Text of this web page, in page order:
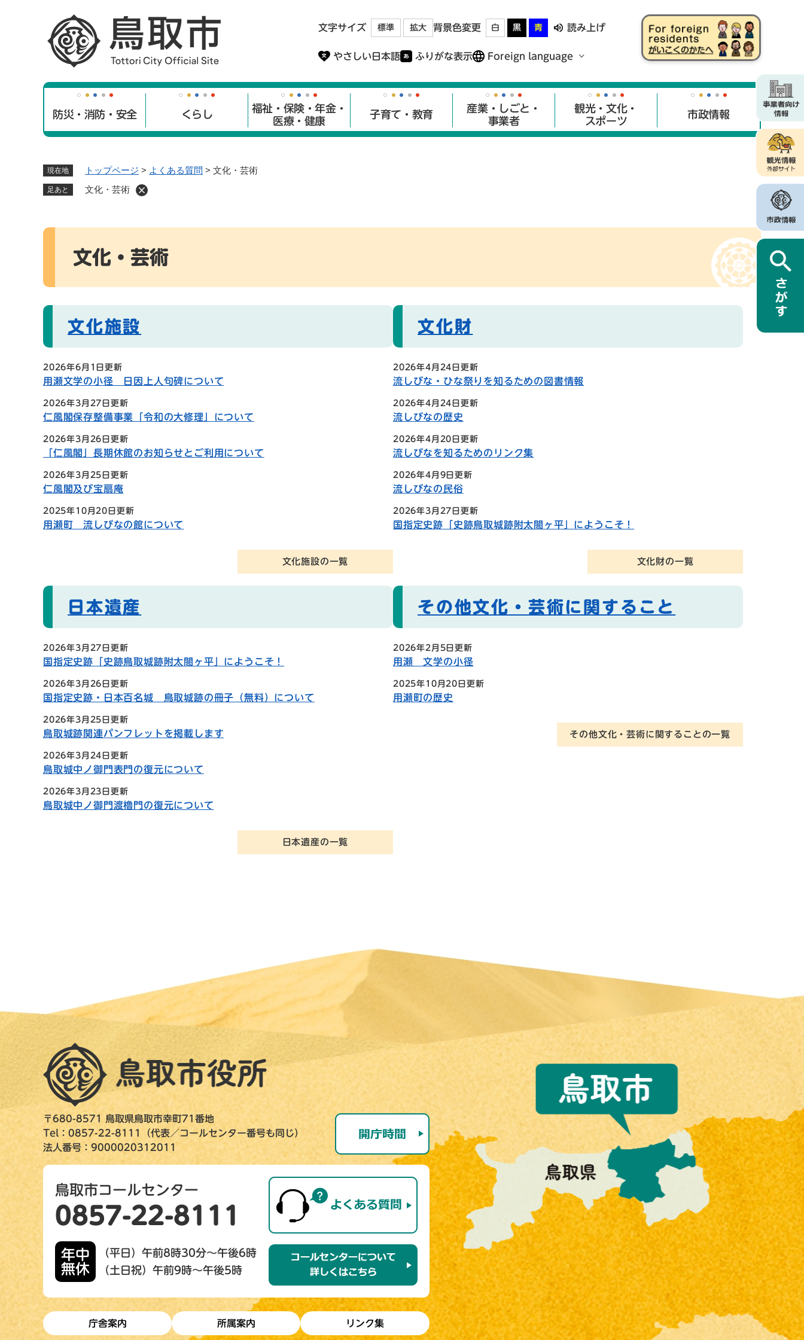
文字サイズ 標準 拡大 背景色変更 白 黒 青 読み上げ
やさしい日本語 ふりがな表示 Foreign language
防災・消防・安全 くらし
福祉・保険・年金・
医療・健康
子育て・教育
産業・しごと・
事業者
観光・文化・
スポーツ
市政情報
現在地 トップページ > よくある質問 > 文化・芸術
足あと 文化・芸術
本
文化・芸術
文化施設
2026年6月1日更新
用瀬文学の小径 日因上人句碑について
2026年3月27日更新
仁風閣保存整備事業「令和の大修理」について
2026年3月26日更新
「仁風閣」長期休館のお知らせとご利用について
2026年3月25日更新
仁風閣及び宝扇庵
2025年10月20日更新
用瀬町 流しびなの館について
文化施設の一覧
文化財
2026年4月24日更新
流しびな・ひな祭りを知るための図書情報
2026年4月24日更新
流しびなの歴史
2026年4月20日更新
流しびなを知るためのリンク集
2026年4月9日更新
流しびなの民俗
2026年3月27日更新
国指定史跡「史跡鳥取城跡附太閤ヶ平」にようこそ！
文化財の一覧
日本遺産
2026年3月27日更新
国指定史跡「史跡鳥取城跡附太閤ヶ平」にようこそ！
2026年3月26日更新
国指定史跡・日本百名城 鳥取城跡の冊子（無料）について
2026年3月25日更新
鳥取城跡関連パンフレットを掲載します
2026年3月24日更新
鳥取城中ノ御門表門の復元について
2026年3月23日更新
鳥取城中ノ御門渡櫓門の復元について
日本遺産の一覧
その他文化・芸術に関すること
2026年2月5日更新
用瀬 文学の小径
2025年10月20日更新
用瀬町の歴史
その他文化・芸術に関することの一覧
〒680-8571 鳥取県鳥取市幸町71番地
Tel：0857-22-8111（代表／コールセンター番号も同じ）
法人番号：9000020312011
鳥取市コールセンター
0857-22-8111
年中
無休
（平日）午前8時30分～午後6時
（土日祝）午前9時～午後5時
庁舎案内 所属案内 リンク集